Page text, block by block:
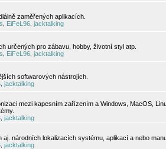
zaměřených aplikacích.
EiFeL96 jacktalking
určených pro zábavu, hobby, životní styl atp.
EiFeL96 jacktalking
softwarových nástrojích.
jacktalking
mezi kapesním zařízením a Windows, MacOS,
jacktalking
aj. národních lokalizacích systému, aplikací a nebo
jacktalking